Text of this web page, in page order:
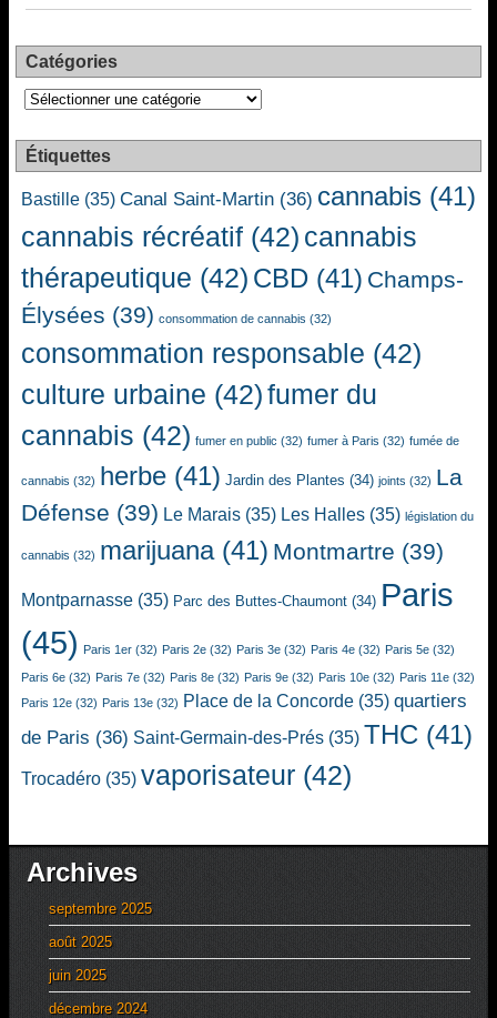
Catégories
Catégories
Étiquettes
Bastille (35) Canal Saint-Martin (36) cannabis (41)
cannabis récréatif (42) cannabis
thérapeutique (42) CBD (41) Champs-
Élysées (39) consommation de cannabis (32)
consommation responsable (42)
culture urbaine (42)fumer du
cannabis (42) fumer en public (32) fumer à Paris (32) fumée de
cannabis (32) herbe (41) Jardin des Plantes (34) joints (32) La
Défense (39) Le Marais (35) Les Halles (35) législation du
cannabis (32) marijuana(41) Montmartre (39)
Montparnasse (35) Parc des Buttes-Chaumont (34) Paris
(45) Paris 1er (32) Paris 2e (32) Paris 3e (32) Paris 4e (32) Paris 5e (32)
Paris 6e (32) Paris 7e (32) Paris 8e (32) Paris 9e (32) Paris 10e (32) Paris 11e (32)
Paris 12e (32) Paris 13e (32) Place de la Concorde (35) quartiers
de Paris (36) Saint-Germain-des-Prés (35) THC (41)
Trocadéro (35) vaporisateur (42)
Archives
septembre 2025
août 2025
juin 2025
décembre 2024